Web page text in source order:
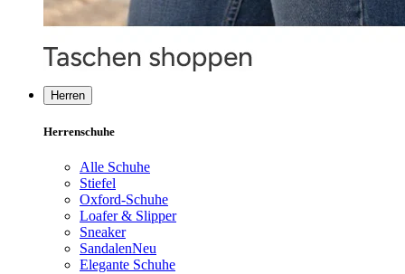
Herren
Herrenschuhe
Alle Schuhe
Stiefel
Oxford-Schuhe
Loafer & Slipper
Sneaker
SandalenNeu
Elegante Schuhe